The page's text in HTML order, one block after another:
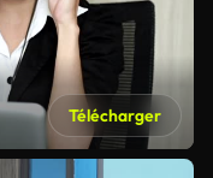
Télécharger